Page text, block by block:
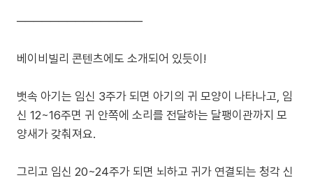
───────────────
베이비빌리 콘텐츠에도 소개되어 있듯이!
뱃속 아기는 임신 3주가 되면 아기의 귀 모양이 나타나고, 임
신 12~16주면 귀 안쪽에 소리를 전달하는 달팽이관까지 모
양새가 갖춰져요.
그리고 임신 20~24주가 되면 뇌하고 귀가 연결되는 청각 신